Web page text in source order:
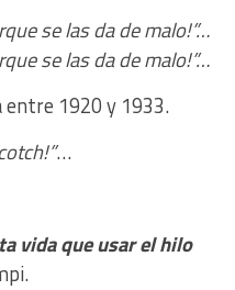
se las da de malo!”…
se las da de malo!”…
entre 1920 y 1933.
…
vida que usar el hilo